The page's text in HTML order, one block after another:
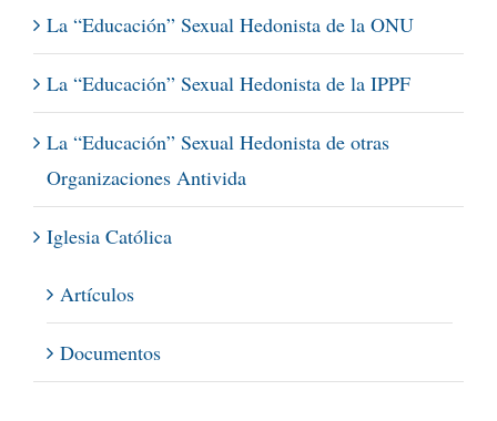
La “Educación” Sexual Hedonista de la ONU
La “Educación” Sexual Hedonista de la IPPF
La “Educación” Sexual Hedonista de otras
Organizaciones Antivida
Iglesia Católica
Artículos
Documentos